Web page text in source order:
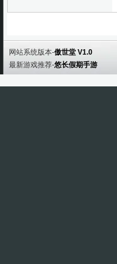
网站系统版本-傲世堂 V1.0
最新游戏推荐-悠长假期手游